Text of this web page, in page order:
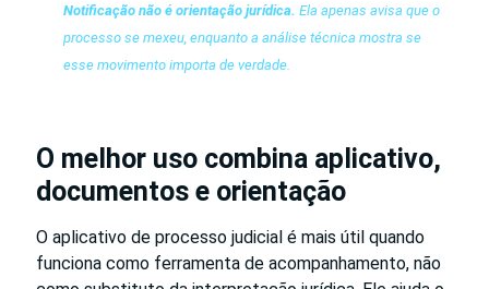
Notificação não é orientação jurídica. Ela apenas avisa que o
processo se mexeu, enquanto a análise técnica mostra se
esse movimento importa de verdade.
O melhor uso combina aplicativo,
documentos e orientação
O aplicativo de processo judicial é mais útil quando
funciona como ferramenta de acompanhamento, não